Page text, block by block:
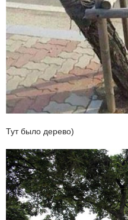
Тут было дерево)